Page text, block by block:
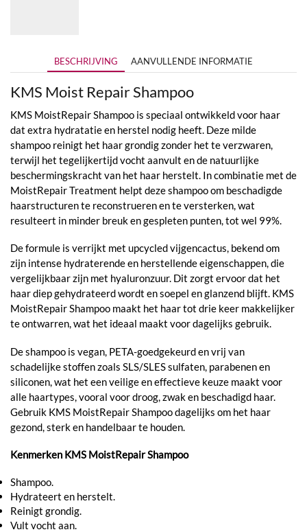
BESCHRIJVING AANVULLENDE INFORMATIE
KMS Moist Repair Shampoo
KMS MoistRepair Shampoo is speciaal ontwikkeld voor haar
dat extra hydratatie en herstel nodig heeft. Deze milde
shampoo reinigt het haar grondig zonder het te verzwaren,
terwijl het tegelijkertijd vocht aanvult en de natuurlijke
beschermingskracht van het haar herstelt. In combinatie met de
MoistRepair Treatment helpt deze shampoo om beschadigde
haarstructuren te reconstrueren en te versterken, wat
resulteert in minder breuk en gespleten punten, tot wel 99%.
De formule is verrijkt met upcycled vijgencactus, bekend om
zijn intense hydraterende en herstellende eigenschappen, die
vergelijkbaar zijn met hyaluronzuur. Dit zorgt ervoor dat het
haar diep gehydrateerd wordt en soepel en glanzend blijft. KMS
MoistRepair Shampoo maakt het haar tot drie keer makkelijker
te ontwarren, wat het ideaal maakt voor dagelijks gebruik.
De shampoo is vegan, PETA-goedgekeurd en vrij van
schadelijke stoffen zoals SLS/SLES sulfaten, parabenen en
siliconen, wat het een veilige en effectieve keuze maakt voor
alle haartypes, vooral voor droog, zwak en beschadigd haar.
Gebruik KMS MoistRepair Shampoo dagelijks om het haar
gezond, sterk en handelbaar te houden.
Kenmerken KMS MoistRepair Shampoo
Shampoo.
Hydrateert en herstelt.
Reinigt grondig.
Vult vocht aan.